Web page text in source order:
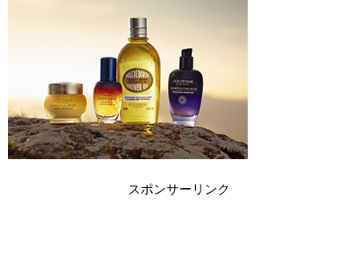
スポンサーリンク